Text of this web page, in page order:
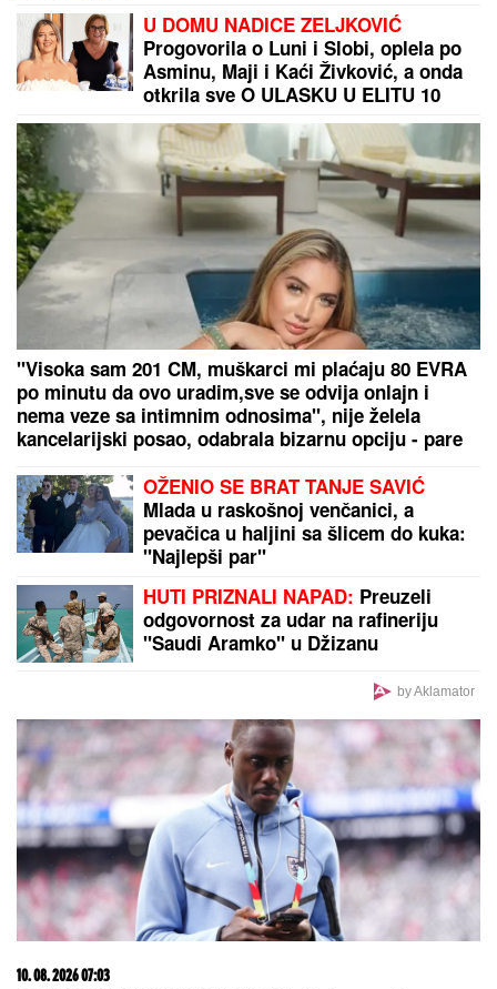
Sin (29) mu je preminuo usled komplikacija
izazvanih bakterijom, a pevač je od javnosti krio da
je i on sam nakon toga išao sa operacije na
operaciju
by Aklamator
PREPORUKA ZA VAS
(FOTO) TAKI MARINKOVIĆ GRLI ORBANA U GUČI
Bivši premijer Mađarske u kafani sa rijaliti
učesnikom, sa njima i majstor trube
MISTERIJA "AKTIVNOG UMIRANJA"
Ovim redosledom se GUBE ČULA I
OSEĆAJI PRED SMRT: Glad i žeđ
prvi nestaju, a telo se OVOGA
POSLEDNJE ODRIČE, tvrde